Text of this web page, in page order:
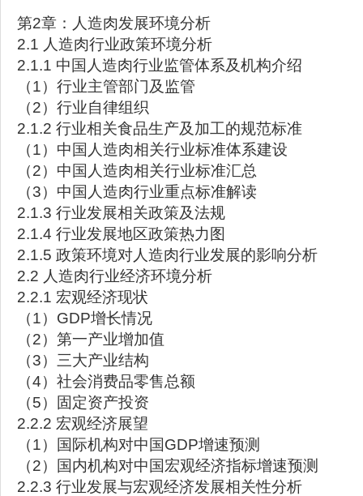
第2章：人造肉发展环境分析
2.1 人造肉行业政策环境分析
2.1.1 中国人造肉行业监管体系及机构介绍
（1）行业主管部门及监管
（2）行业自律组织
2.1.2 行业相关食品生产及加工的规范标准
（1）中国人造肉相关行业标准体系建设
（2）中国人造肉相关行业标准汇总
（3）中国人造肉行业重点标准解读
2.1.3 行业发展相关政策及法规
2.1.4 行业发展地区政策热力图
2.1.5 政策环境对人造肉行业发展的影响分析
2.2 人造肉行业经济环境分析
2.2.1 宏观经济现状
（1）GDP增长情况
（2）第一产业增加值
（3）三大产业结构
（4）社会消费品零售总额
（5）固定资产投资
2.2.2 宏观经济展望
（1）国际机构对中国GDP增速预测
（2）国内机构对中国宏观经济指标增速预测
2.2.3 行业发展与宏观经济发展相关性分析